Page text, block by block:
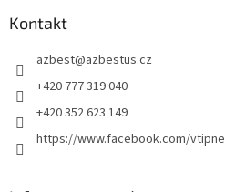
Kontakt
azbest@azbestus.cz
+420 777 319 040
+420 352 623 149
https://www.facebook.com/